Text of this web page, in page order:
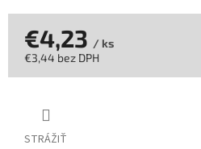
STRÁŽIŤ
€4,23 / ks
€3,44 bez DPH